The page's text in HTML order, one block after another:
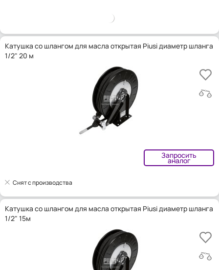
Катушка со шлангом для масла открытая Piusi диаметр шланга
1/2" 20 м
Запросить
аналог
Снят с производства
Катушка со шлангом для масла открытая Piusi диаметр шланга
1/2" 15м